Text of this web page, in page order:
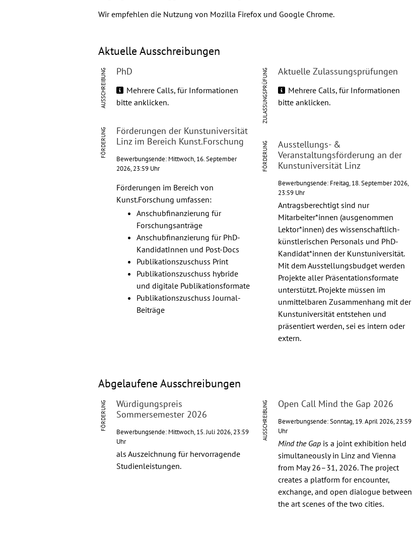
Wir empfehlen die Nutzung von Mozilla Firefox und Google Chrome.
Aktuelle Ausschreibungen
AUSSCHREIBUNG PhD
Mehrere Calls, für Informationen
bitte anklicken.
FÖRDERUNG
Förderungen der Kunstuniversität
Linz im Bereich Kunst.Forschung
Bewerbungsende: Mittwoch, 16. September
2026, 23:59 Uhr
Förderungen im Bereich von
Kunst.Forschung umfassen:
Anschubfinanzierung für
Forschungsanträge
Anschubfinanzierung für PhD-
KandidatInnen und Post-Docs
Publikationszuschuss Print
Publikationszuschuss hybride
und digitale Publikationsformate
Publikationszuschuss Journal-
Beiträge
ZULASSUNGSPRÜFUNG Aktuelle Zulassungsprüfungen
Mehrere Calls, für Informationen
bitte anklicken.
FÖRDERUNG
Ausstellungs- &
Veranstaltungsförderung an der
Kunstuniversität Linz
Bewerbungsende: Freitag, 18. September 2026,
23:59 Uhr
Antragsberechtigt sind nur
Mitarbeiter*innen (ausgenommen
Lektor*innen) des wissenschaftlich-
künstlerischen Personals und PhD-
Kandidat*innen der Kunstuniversität.
Mit dem Ausstellungsbudget werden
Projekte aller Präsentationsformate
unterstützt. Projekte müssen im
unmittelbaren Zusammenhang mit der
Kunstuniversität entstehen und
präsentiert werden, sei es intern oder
extern.
Abgelaufene Ausschreibungen
FÖRDERUNG
Würdigungspreis
Sommersemester 2026
Bewerbungsende: Mittwoch, 15. Juli 2026, 23:59
Uhr
als Auszeichnung für hervorragende
Studienleistungen.
AUSSCHREIBUNG Open Call Mind the Gap 2026
Bewerbungsende: Sonntag, 19. April 2026, 23:59
Uhr
Mind the Gap is a joint exhibition held
simultaneously in Linz and Vienna
from May 26–31, 2026. The project
creates a platform for encounter,
exchange, and open dialogue between
the art scenes of the two cities.